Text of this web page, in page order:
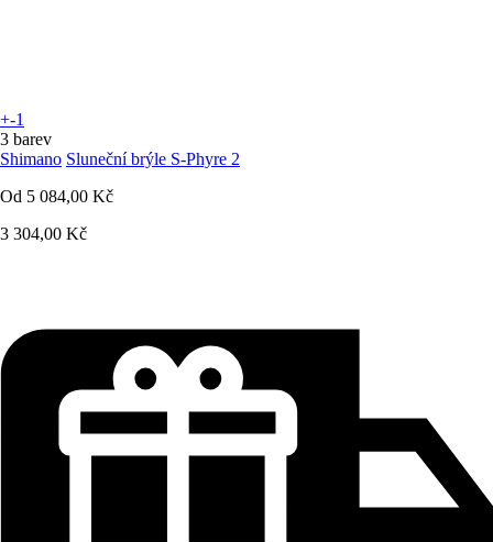
+-1
3 barev
Shimano Sluneční brýle S-Phyre 2
Od 5 084,00 Kč
3 304,00 Kč